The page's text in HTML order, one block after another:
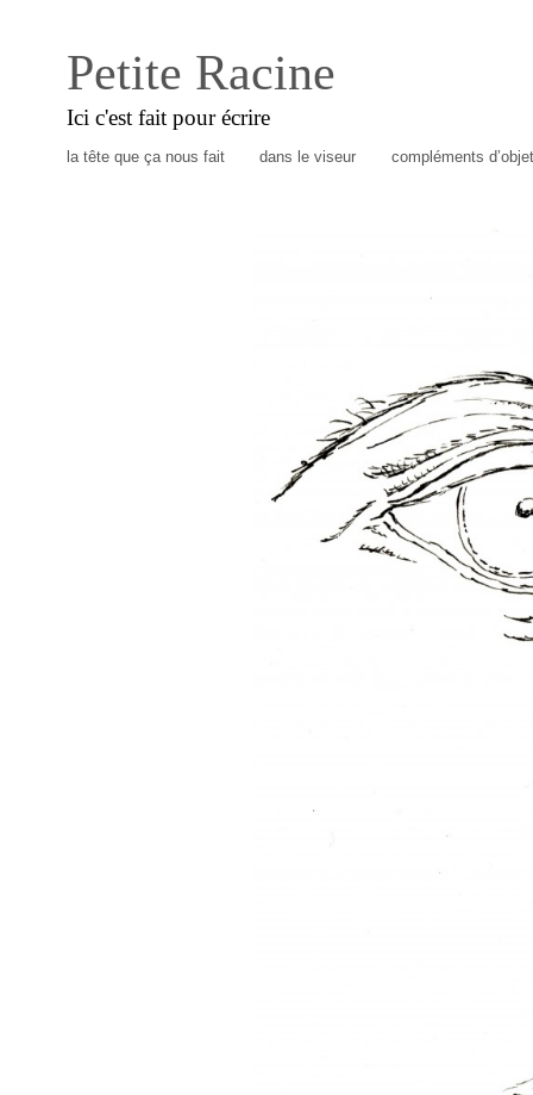
Petite Racine
Ici c'est fait pour écrire
la tête que ça nous fait dans le viseur compléments